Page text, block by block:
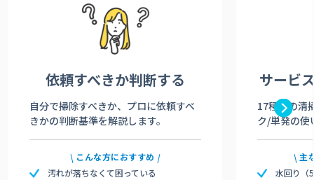
依頼すべきか判断する
自分で掃除すべきか、プロに依頼すべ
きかの判断基準を解説します。
こんな方におすすめ
汚れが落ちなくて困っている
サービ
17種類の清
ク/単発の使
主
水回り（